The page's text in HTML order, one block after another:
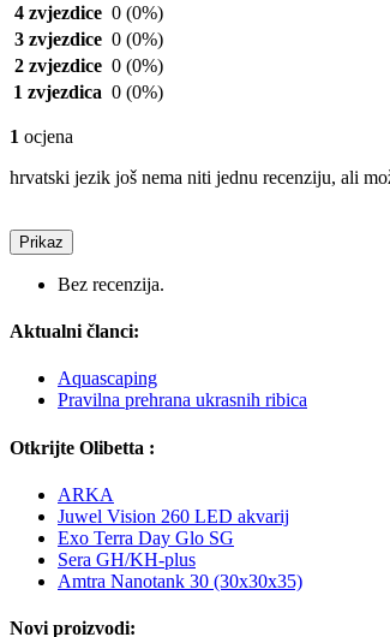
4 zvjezdice 0 (0%)
3 zvjezdice 0 (0%)
2 zvjezdice 0 (0%)
1 zvjezdica 0 (0%)
1 ocjena
hrvatski jezik još nema niti jednu recenziju, ali
Prikaz
Bez recenzija.
Aktualni članci:
Aquascaping
Pravilna prehrana ukrasnih ribica
Otkrijte Olibetta :
ARKA
Juwel Vision 260 LED akvarij
Exo Terra Day Glo SG
Sera GH/KH-plus
Amtra Nanotank 30 (30x30x35)
Novi proizvodi: